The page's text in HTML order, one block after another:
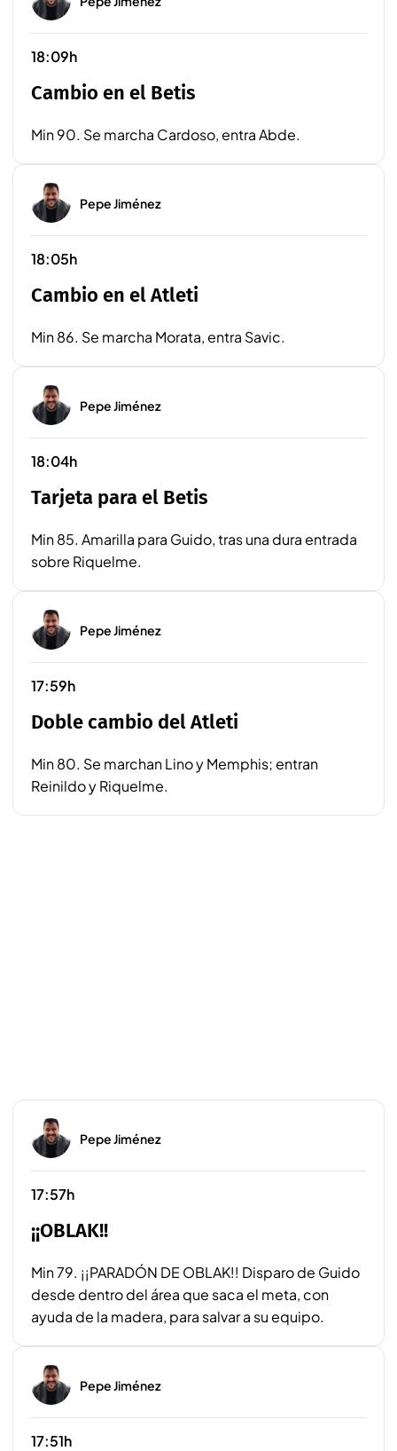
18:09h
Cambio en el Betis
Min 90. Se marcha Cardoso, entra Abde.
Pepe Jiménez
18:05h
Cambio en el Atleti
Min 86. Se marcha Morata, entra Savic.
Pepe Jiménez
18:04h
Tarjeta para el Betis
Min 85. Amarilla para Guido, tras una dura entrada
sobre Riquelme.
Pepe Jiménez
17:59h
Doble cambio del Atleti
Min 80. Se marchan Lino y Memphis; entran
Reinildo y Riquelme.
Pepe Jiménez
17:57h
¡¡OBLAK!!
Min 79. ¡¡PARADÓN DE OBLAK!! Disparo de Guido
desde dentro del área que saca el meta, con
ayuda de la madera, para salvar a su equipo.
Pepe Jiménez
17:51h